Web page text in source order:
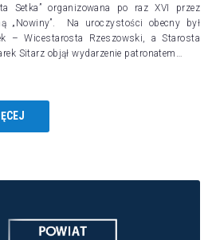
Setka” organizowana po raz XVI przez
„Nowiny”. Na uroczystości obecny był
– Wicestarosta Rzeszowski, a Starosta
Sitarz objął wydarzenie patronatem…